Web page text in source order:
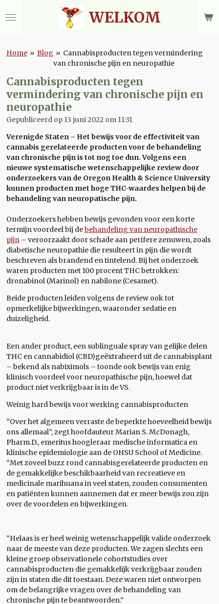
direct
hoofdinhoud
WELKOM
Home » Blog » Cannabisproducten tegen vermindering
van chronische pijn en neuropathie
Cannabisproducten tegen
vermindering van chronische pijn en
neuropathie
Gepubliceerd op 13 juni 2022 om 11:31
Verenigde Staten – Het bewijs voor de effectiviteit van
cannabis gerelateerde producten voor de behandeling
van chronische pijn is tot nog toe dun. Volgens een
nieuwe systematische wetenschappelijke review door
onderzoekers van de Oregon Health & Science University
kunnen producten met hoge THC-waardes helpen bij de
behandeling van neuropatische pijn.
Onderzoekers hebben bewijs gevonden voor een korte
termijn voordeel bij debehandeling van neuropathische
pijn– veroorzaakt door schade aan perifere zenuwen, zoals
diabetische neuropathie die resulteert in pijn die wordt
beschreven als brandend en tintelend. Bij het onderzoek
waren producten met 100 procent THC betrokken:
dronabinol (Marinol) en nabilone (Cesamet).
Beide producten leiden volgens de review ook tot
opmerkelijke bijwerkingen, waaronder sedatie en
duizeligheid.
Een ander product, een sublinguale spray van gelijke delen
THC en cannabidiol (CBD)geëxtraheerd uit de cannabisplant
– bekend als nabiximols – toonde ook bewijs van enig
klinisch voordeel voor neuropathische pijn, hoewel dat
product niet verkrijgbaar is in de VS.
Weinig hard bewijs voor werking cannabisproducten
“Over het algemeen verraste de beperkte hoeveelheid bewijs
ons allemaal”, zegt hoofdauteur Marian S. McDonagh,
Pharm.D., emeritus hoogleraar medische informatica en
klinische epidemiologie aan de OHSU School of Medicine.
“Met zoveel buzz rond cannabisgerelateerde producten en
de gemakkelijke beschikbaarheid van recreatieve en
medicinale marihuana in veel staten, zouden consumenten
en patiënten kunnen aannemen dat er meer bewijs zou zijn
over de voordelen en bijwerkingen.
“Helaas is er heel weinig wetenschappelijk valide onderzoek
naar de meeste van deze producten. We zagen slechts een
kleine groep observationele cohortstudies over
cannabisproducten die gemakkelijk verkrijgbaar zouden
zijn in staten die dit toestaan. Deze waren niet ontworpen
om de belangrijke vragen over de behandeling van
chronische pijn te beantwoorden.”